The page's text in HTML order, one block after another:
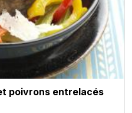
poivrons entrelacés